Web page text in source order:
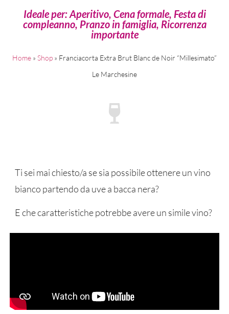
Ideale per:Aperitivo, Cena formale, Festa di
compleanno, Pranzo in famiglia, Ricorrenza
importante
Home » Shop » Franciacorta Extra Brut Blanc de Noir “Millesimato”
Le Marchesine
Ti sei mai chiesto/a se sia possibile ottenere un vino
bianco partendo da uve a bacca nera?
E che caratteristiche potrebbe avere un simile vino?